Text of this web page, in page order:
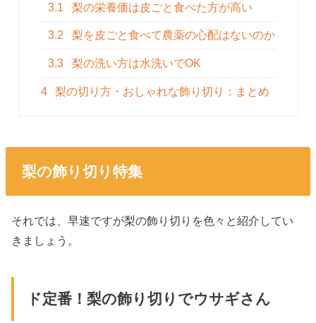
3.1 梨の栄養価は皮ごと食べた方が高い
3.2 梨を皮ごと食べて農薬の心配はないのか
3.3 梨の洗い方は水洗いでOK
4 梨の切り方・おしゃれな飾り切り：まとめ
梨の飾り切り特集
それでは、早速ですが梨の飾り切りを色々と紹介してい
きましょう。
ド定番！梨の飾り切りでウサギさん